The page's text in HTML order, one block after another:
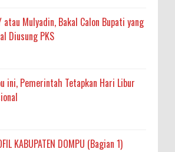
atau Mulyadin, Bakal Calon Bupati yang
Diusung PKS
ini, Pemerintah Tetapkan Hari Libur
KABUPATEN DOMPU (Bagian 1)